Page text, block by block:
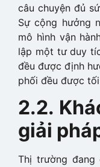
câu chuyện đủ
Sự cộng hưởng
mô hình vận
lập một tư duy
đều được định
phối đều được
2.2.
giải
Thị trường